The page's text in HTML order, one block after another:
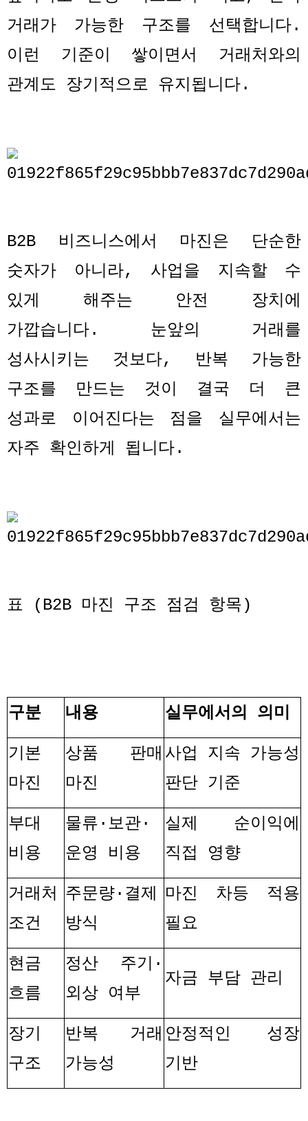
거래가 가능한 구조를 선택합니다.
이런 기준이 쌓이면서 거래처와의
관계도 장기적으로 유지됩니다.
B2B 비즈니스에서 마진은 단순한
숫자가 아니라, 사업을 지속할 수
있게 해주는 안전 장치에
가깝습니다. 눈앞의 거래를
성사시키는 것보다, 반복 가능한
구조를 만드는 것이 결국 더 큰
성과로 이어진다는 점을 실무에서는
자주 확인하게 됩니다.
표 (B2B 마진 구조 점검 항목)
구분 내용 실무에서의 의미
기본
마진
상품 판매
마진
사업 지속 가능성
판단 기준
부대
비용
물류 · 보관·
운영 비용
실제 순이익에
직접 영향
거래처
조건
주문량· 결제
방식
마진 차등 적용
필요
현금
흐름
정산 주기 ·
외상 여부
자금 부담 관리
장기
구조
반복 거래
가능성
안정적인 성장
기반